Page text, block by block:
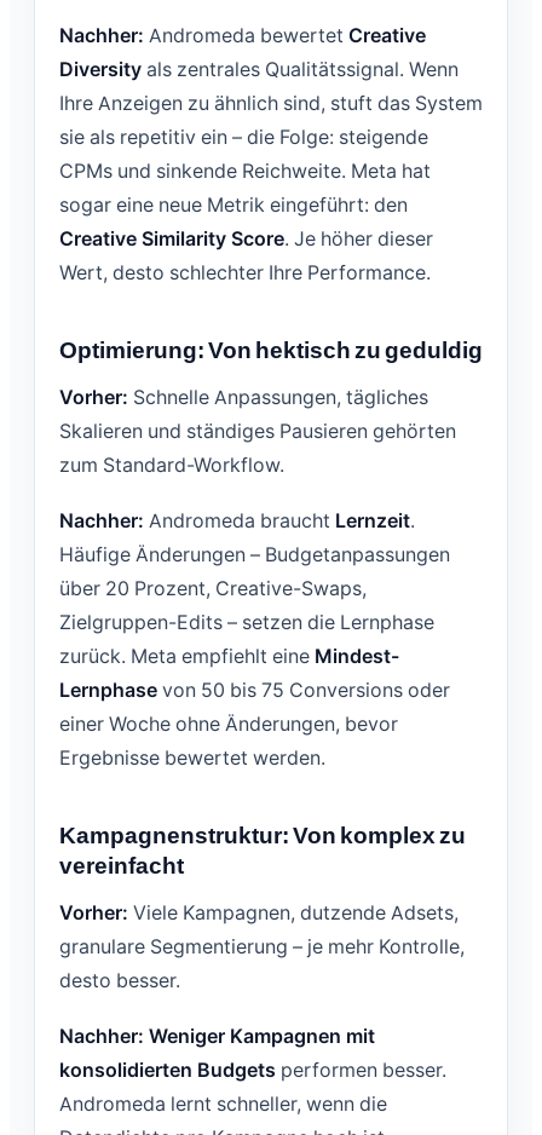
Nachher: Andromeda bewertet Creative
Diversityals zentrales Qualitätssignal. Wenn
Ihre Anzeigen zu ähnlich sind, stuft das System
sie als repetitiv ein – die Folge: steigende
CPMs und sinkende Reichweite. Meta hat
sogar eine neue Metrik eingeführt: den
Creative Similarity Score. Je höher dieser
Wert, desto schlechter Ihre Performance.
Optimierung: Von hektisch zu geduldig
Vorher: Schnelle Anpassungen, tägliches
Skalieren und ständiges Pausieren gehörten
zum Standard-Workflow.
Nachher: Andromeda braucht Lernzeit.
Häufige Änderungen – Budgetanpassungen
über 20 Prozent, Creative-Swaps,
Zielgruppen-Edits – setzen die Lernphase
zurück. Meta empfiehlt eine Mindest-
Lernphasevon 50 bis 75 Conversions oder
einer Woche ohne Änderungen, bevor
Ergebnisse bewertet werden.
Kampagnenstruktur: Von komplex zu
vereinfacht
Vorher: Viele Kampagnen, dutzende Adsets,
granulare Segmentierung – je mehr Kontrolle,
desto besser.
Nachher: Weniger Kampagnen mit
konsolidierten Budgets performen besser.
Andromeda lernt schneller, wenn die